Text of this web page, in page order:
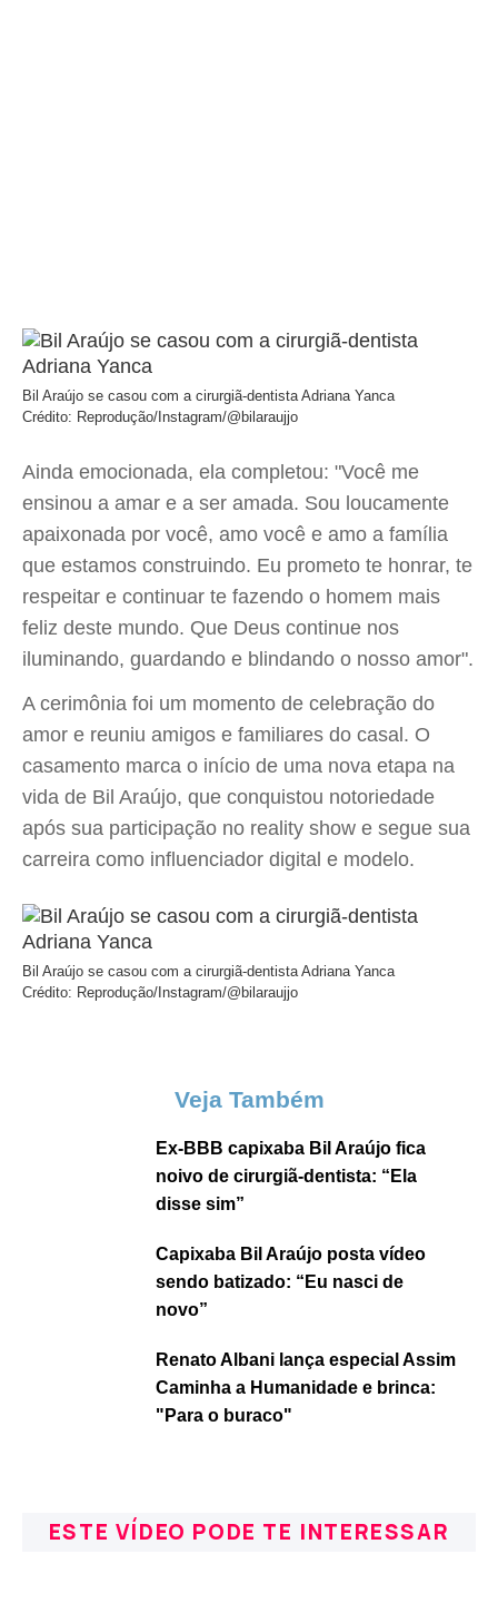
Bil Araújo se casou com a cirurgiã-dentista Adriana Yanca
Crédito: Reprodução/Instagram/@bilaraujjo
Ainda emocionada, ela completou: "Você me
ensinou a amar e a ser amada. Sou loucamente
apaixonada por você, amo você e amo a família
que estamos construindo. Eu prometo te honrar, te
respeitar e continuar te fazendo o homem mais
feliz deste mundo. Que Deus continue nos
iluminando, guardando e blindando o nosso amor".
A cerimônia foi um momento de celebração do
amor e reuniu amigos e familiares do casal. O
casamento marca o início de uma nova etapa na
vida de Bil Araújo, que conquistou notoriedade
após sua participação no reality show e segue sua
carreira como influenciador digital e modelo.
Bil Araújo se casou com a cirurgiã-dentista Adriana Yanca
Crédito: Reprodução/Instagram/@bilaraujjo
Veja Também
Ex-BBB capixaba Bil Araújo fica
noivo de cirurgiã-dentista: “Ela
disse sim”
Capixaba Bil Araújo posta vídeo
sendo batizado: “Eu nasci de
novo”
Renato Albani lança especial Assim
Caminha a Humanidade e brinca:
"Para o buraco"
ESTE VÍDEO PODE TE INTERESSAR